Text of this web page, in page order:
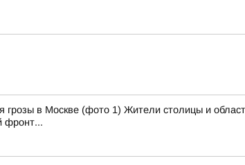
в Москве (фото 1) Жители столицы и
фронт...